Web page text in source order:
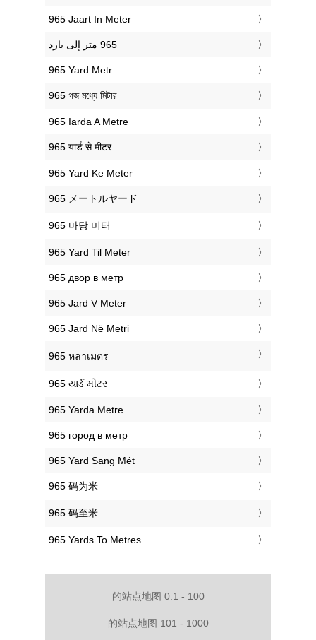
‎965 Jaart In Meter
‎965 Yard Metr
‎965 গজ মধ্যে মিটার
‎965 Iarda A Metre
‎965 यार्ड से मीटर
‎965 Yard Ke Meter
‎965 メートルヤード
‎965 마당 미터
‎965 Yard Til Meter
‎965 двор в метр
‎965 Jard V Meter
‎965 Jard Në Metri
‎965 หลาเมตร
‎965 યાર્ડ મીટર
‎965 Yarda Metre
‎965 город в метр
‎965 Yard Sang Mét
‎965 码为米
‎965 码至米
‎965 Yards To Metres
的站点地图 0.1 - 100
的站点地图 101 - 1000